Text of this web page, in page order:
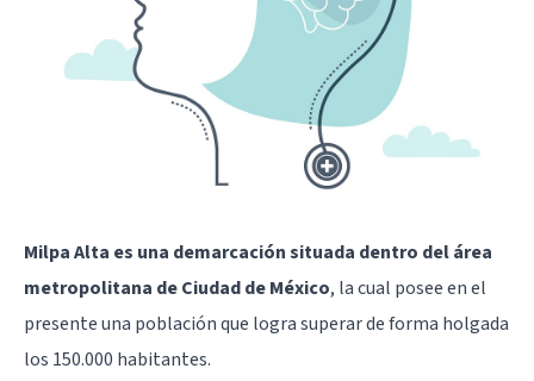
Milpa Alta es una demarcación situada dentro del área
metropolitana de Ciudad de México, la cual posee en el
presente una población que logra superar de forma holgada
los 150.000 habitantes.